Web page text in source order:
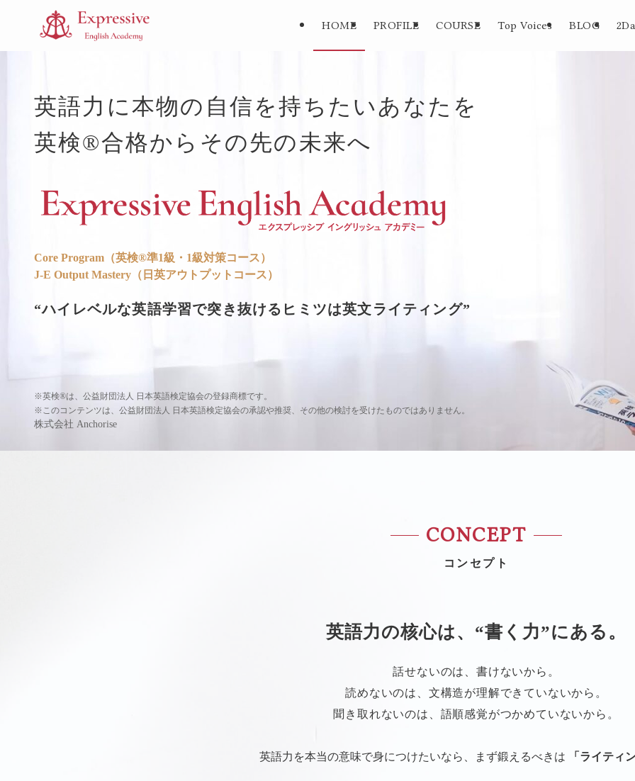
HOME PROFILE COURSE Top Voices BLOG
英語力に本物の自信を持ちたいあなたを
英検®︎合格からその先の未来へ
Core Program（英検®︎準1級・1級対策コース）
J-E Output Mastery（日英アウトプットコース）
“ハイレベルな英語学習で突き抜けるヒミツは英文ライティング”
※英検®は、公益財団法人 日本英語検定協会の登録商標です。
※このコンテンツは、公益財団法人 日本英語検定協会の承認や推奨、その他の検討を受けたものではありません。
株式会社 Anchorise
CONCEPT
コンセプト
英語力の核心は、 “書く力”にある。
話せないのは、書けないから。
読めないのは、 文構造が理解できていないから。
聞き取れないのは、 語順感覚がつかめていないから。
英語力を本当の意味で身につけたいなら、 まず鍛えるべきは 「ライティ